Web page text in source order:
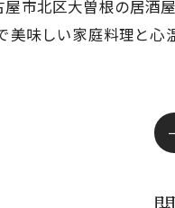
市北区大曽根の居酒
味しい家庭料理と心